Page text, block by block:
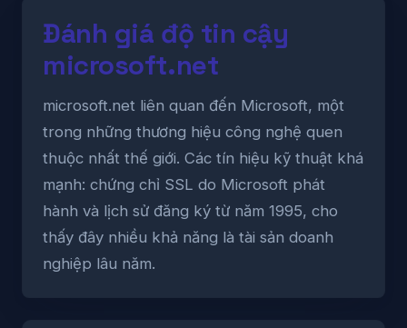
Đánh giá độ tin cậy
microsoft.net
microsoft.net liên quan đến Microsoft, một
trong những thương hiệu công nghệ quen
thuộc nhất thế giới. Các tín hiệu kỹ thuật khá
mạnh: chứng chỉ SSL do Microsoft phát
hành và lịch sử đăng ký từ năm 1995, cho
thấy đây nhiều khả năng là tài sản doanh
nghiệp lâu năm.